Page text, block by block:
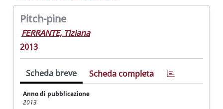
Pitch-pine
FERRANTE, Tiziana
2013
Scheda breve Scheda completa
Anno di pubblicazione
2013